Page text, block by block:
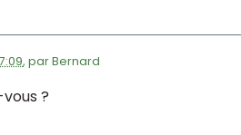
, parBernard
?